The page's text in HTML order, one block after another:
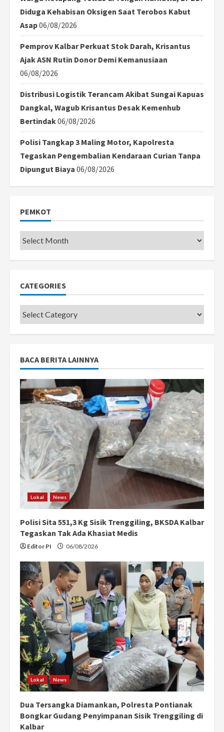
Diduga Kehabisan Oksigen Saat Terobos Kabut
Asap06/08/2026
Pemprov Kalbar Perkuat Stok Darah, Krisantus
Ajak ASN Rutin Donor Demi Kemanusiaan
06/08/2026
Distribusi Logistik Terancam Akibat Sungai Kapuas
Dangkal, Wagub Krisantus Desak Kemenhub
Bertindak06/08/2026
Polisi Tangkap 3 Maling Motor, Kapolresta
Tegaskan Pengembalian Kendaraan Curian Tanpa
Dipungut Biaya 06/08/2026
PEMKOT
Pemkot
CATEGORIES
Categories
BACA BERITA LAINNYA
Lokal News
Polisi Sita 551,3 Kg Sisik Trenggiling, BKSDA Kalbar
Tegaskan Tak Ada Khasiat Medis
Editor PI 06/08/2026
Lokal News
Dua Tersangka Diamankan, Polresta Pontianak
Bongkar Gudang Penyimpanan Sisik Trenggiling di
Kalbar